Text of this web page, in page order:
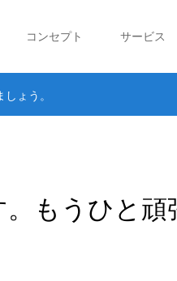
コンセプト サービス
ょう。
もうひと頑